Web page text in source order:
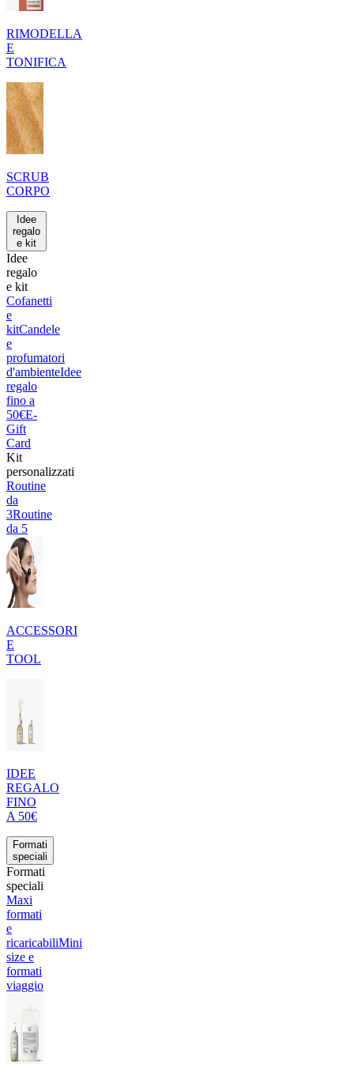
RIMODELLA
E
TONIFICA
SCRUB
CORPO
Idee
regalo
e kit
Idee
regalo
e kit
Cofanetti
e
kitCandele
e
profumatori
d'ambienteIdee
regalo
fino a
50€E-
Gift
Card
Kit
personalizzati
Routine
da
3Routine
da 5
ACCESSORI
E
TOOL
IDEE
REGALO
FINO
A 50€
Formati
speciali
Formati
speciali
Maxi
formati
e
ricaricabiliMini
size e
formati
viaggio